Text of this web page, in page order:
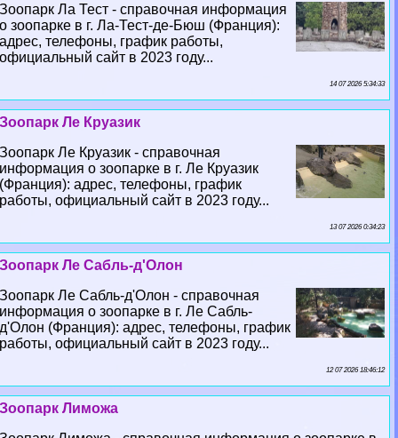
Зоопарк Ла Тест - справочная информация
о зоопарке в г. Ла-Тест-де-Бюш (Франция):
адрес, телефоны, график работы,
официальный сайт в 2023 году...
14 07 2026 5:34:33
Зоопарк Ле Круазик
Зоопарк Ле Круазик - справочная
информация о зоопарке в г. Ле Круазик
(Франция): адрес, телефоны, график
работы, официальный сайт в 2023 году...
13 07 2026 0:34:23
Зоопарк Ле Сабль-д'Олон
Зоопарк Ле Сабль-д'Олон - справочная
информация о зоопарке в г. Ле Сабль-
д'Олон (Франция): адрес, телефоны, график
работы, официальный сайт в 2023 году...
12 07 2026 18:46:12
Зоопарк Лиможа